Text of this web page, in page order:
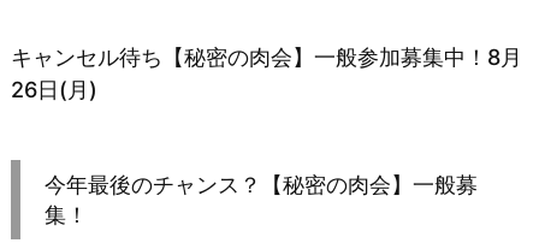
キャンセル待ち【秘密の肉会】一般参加募集中！8月
26日(月)
今年最後のチャンス？【秘密の肉会】一般募
集！